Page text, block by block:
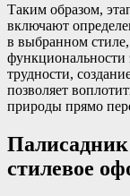
Таким образом,
включают
в выбранном
функциональности
трудности,
позволяет
природы прямо
стилевое